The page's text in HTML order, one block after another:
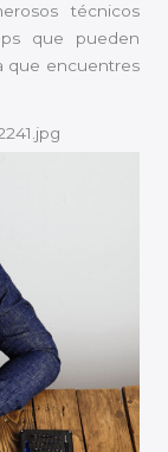
técnicos
que pueden
que encuentres